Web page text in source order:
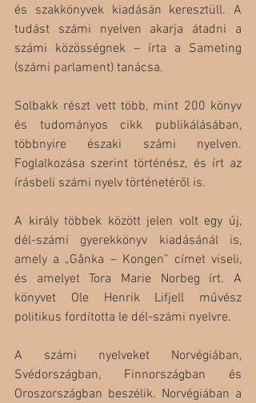
és szakkönyvek kiadásán keresztüll. A
tudást számi nyelven akarja átadni a
számi közösségnek – írta a Sameting
(számi parlament) tanácsa.
Solbakk részt vett több, mint 200 könyv
és tudományos cikk publikálásában,
többnyire északi számi nyelven.
Foglalkozása szerint történész, és írt az
írásbeli számi nyelv történetéről is.
A király többek között jelen volt egy új,
dél-számi gyerekkönyv kiadásánál is,
amely a „Gånka – Kongen” címet viseli,
és amelyet Tora Marie Norbeg írt. A
könyvet Ole Henrik Lifjell művész
politikus fordította le dél-számi nyelvre.
A számi nyelveket Norvégiában,
Svédországban, Finnországban és
Oroszországban beszélik. Norvégiában a